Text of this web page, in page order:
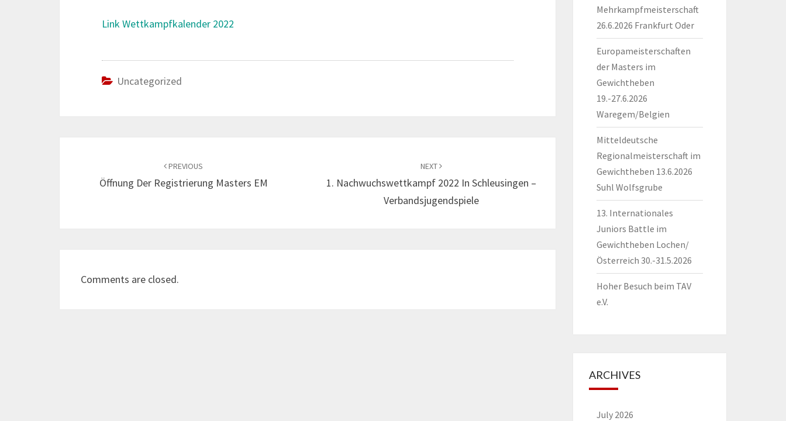
Link Wettkampfkalender 2022
Uncategorized
PREVIOUS
Öffnung Der Registrierung Masters EM
NEXT
1. Nachwuchswettkampf 2022 In Schleusingen –
Verbandsjugendspiele
Comments are closed.
Mehrkampfmeisterschaft
26.6.2026 Frankfurt Oder
Europameisterschaften
der Masters im
Gewichtheben
19.-27.6.2026
Waregem/Belgien
Mitteldeutsche
Regionalmeisterschaft im
Gewichtheben 13.6.2026
Suhl Wolfsgrube
13. Internationales
Juniors Battle im
Gewichtheben Lochen/
Österreich 30.-31.5.2026
Hoher Besuch beim TAV
e.V.
ARCHIVES
July 2026